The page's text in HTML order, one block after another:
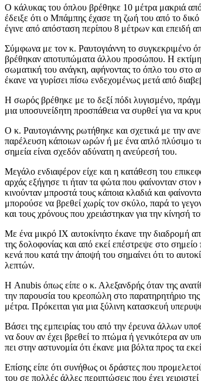
Ο κάλυκας του όπλου βρέθηκε 10 μέτρα μακριά
έδειξε ότι ο Μπάμπης έχασε τη ζωή του από το δικό
έγινε από απόσταση περίπου 8 μέτρων και επειδή
Σύμφωνα με τον κ. Ραυτογιάννη το συγκεκριμένο
βρέθηκαν αποτυπώματα άλλου προσώπου. Η
σωματική του ανάγκη, αφήνοντας το όπλο του στο
έκανε να γυρίσει πίσω ενδεχομένως μετά από
Η σωρός βρέθηκε με το δεξί πόδι λυγισμένο,
μια υποσυνείδητη προσπάθεια να συρθεί για να
Ο κ. Ραυτογιάννης ρωτήθηκε και σχετικά με την
παρέλευση κάποιων ωρών ή με ένα απλό πλύσιμο
σημεία είναι σχεδόν αδύνατη η ανεύρεσή του.
Μεγάλο ενδιαφέρον είχε και η κατάθεση του
αρχάς εξήγησε τι ήταν τα φώτα που φαίνονταν
κινούνταν μπροστά τους κάποια κλαδιά και
μπορούσε να βρεθεί χωρίς τον σκύλο, παρά το
και τους χρόνους που χρειάστηκαν για την κίνησή
Με ένα μικρό ΙΧ αυτοκίνητο έκανε την διαδρομή
της δολοφονίας και από εκεί επέστρεψε στο
κενά που κατά την άποψή του σημαίνει ότι το
λεπτών.
Η Anubis όπως είπε ο κ. Αλεξανδρής όταν της
την παρουσία του κρεοπώλη στο παρατηρητήριο
μέτρα. Πρόκειται για μια ξύλινη κατασκευή
Βάσει της εμπειρίας του από την έρευνα άλλων
να δουν αν έχει βρεθεί το πτώμα ή γενικότερα αν
πει στην αστυνομία ότι έκανε μια βόλτα προς τα
Επίσης είπε ότι συνήθως οι δράστες που
του σε πολλές άλλες περιπτώσεις που έχει